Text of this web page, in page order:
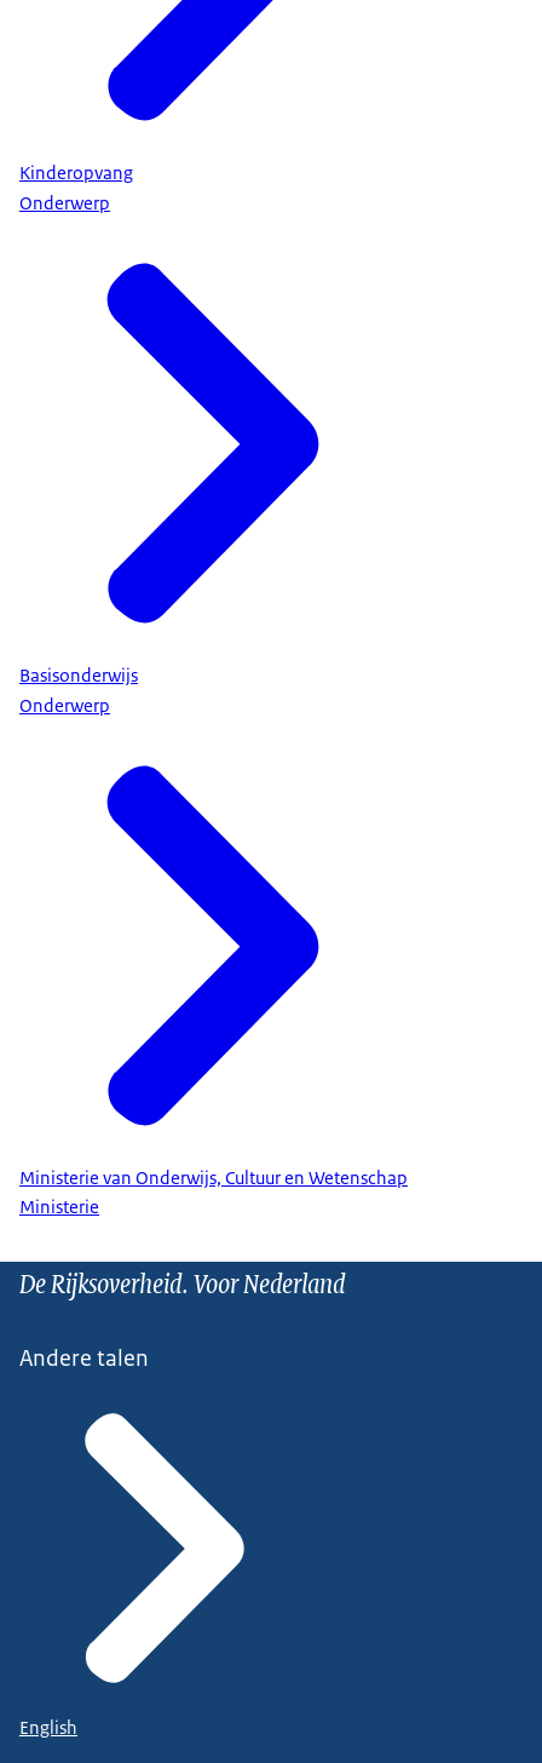
Kinderopvang
Onderwerp
Basisonderwijs
Onderwerp
Ministerie van Onderwijs, Cultuur en Wetenschap
Ministerie
De Rijksoverheid. Voor Nederland
Andere talen
English